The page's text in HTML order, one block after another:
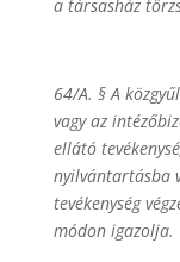
a társasház
64/A. § A
vagy az
ellátó
nyilvántartásba
tevékenység
módon igazolja.